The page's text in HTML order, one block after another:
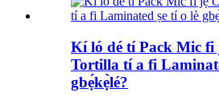
Kí ló dé tí Pack Mic fi
Tortilla tí a fi
gbẹ́kẹ̀lé?